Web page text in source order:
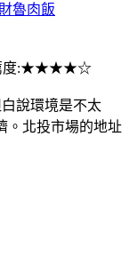
魯肉飯
薦度:★★★★☆
說環境是不太
。北投市場的地址